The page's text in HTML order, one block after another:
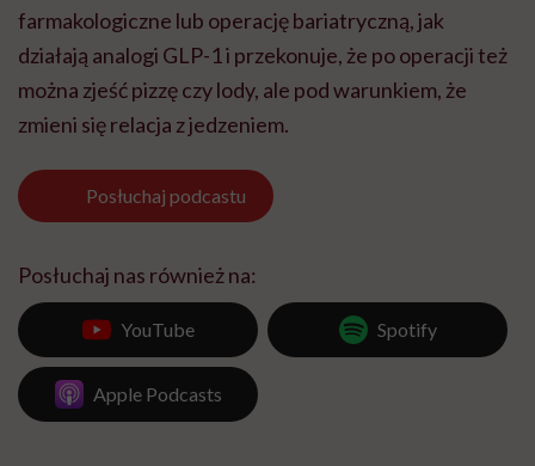
farmakologiczne lub operację bariatryczną, jak
działają analogi GLP-1 i przekonuje, że po operacji też
można zjeść pizzę czy lody, ale pod warunkiem, że
zmieni się relacja z jedzeniem.
Posłuchaj podcastu
Posłuchaj nas również na:
YouTube Spotify
Apple Podcasts